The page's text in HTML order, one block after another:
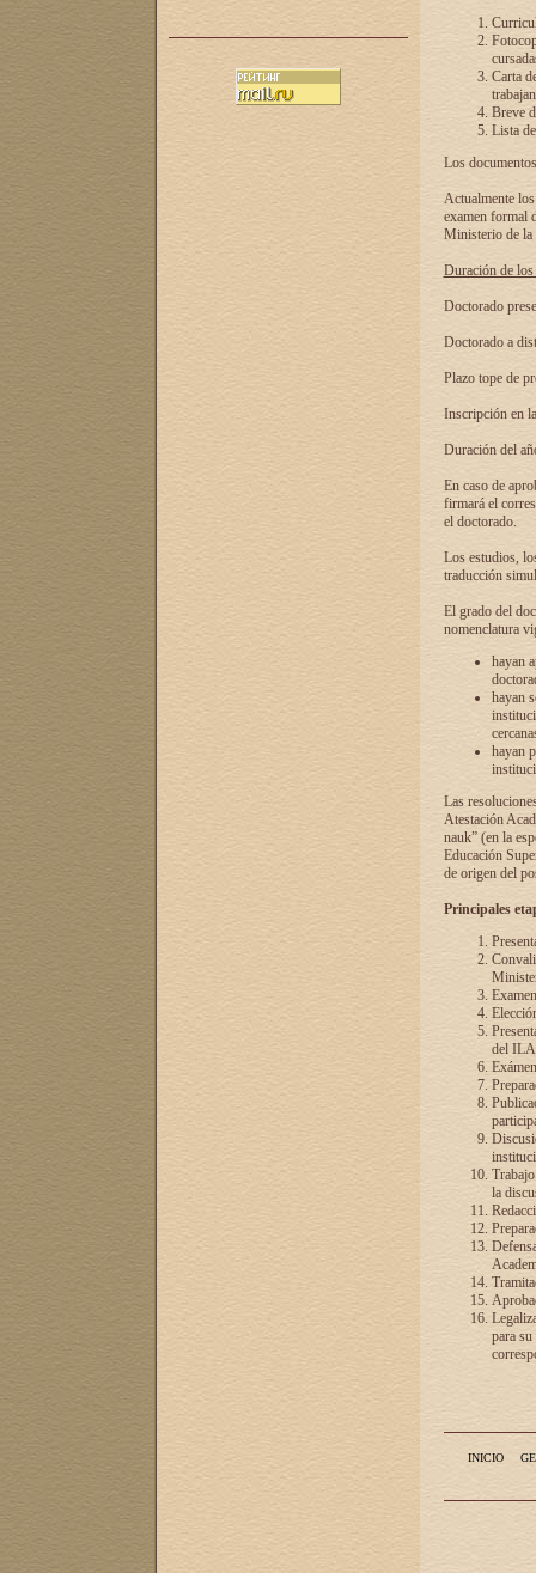
Carta
Breve
Lista
Los
Actualmente
examen formal
Ministerio de la
Duración de
Doctorado
Doctorado a
Plazo tope de
Inscripción en
Duración del
En caso de
firmará el
el doctorado.
Los estudios,
traducción
El grado del
nomenclatura
hayan
hayan
hayan
Las
Atestación
nauk” (en la
Educación
de origen del
Principales
del
la
para
INICIO